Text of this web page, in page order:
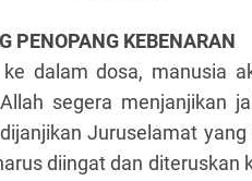
PENOPANG KEBENARAN
dalam dosa, manusia
segera menjanjikan
Juruselamat
diingat dan